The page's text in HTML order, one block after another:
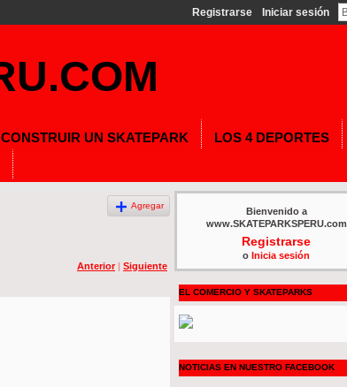
Registrarse Iniciar sesión
CONSTRUIR UN SKATEPARK
LOS 4 DEPORTES
Agregar
Anterior | Siguiente
Bienvenido a
www.SKATEPARKSPERU.com
Registrarse
o Inicia sesión
EL COMERCIO Y SKATEPARKS
NOTICIAS EN NUESTRO FACEBOOK